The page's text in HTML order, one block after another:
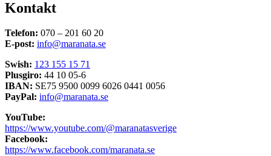
Kontakt
Telefon: 070 – 201 60 20
E-post: info@maranata.se
Swish: 123 155 15 71
Plusgiro: 44 10 05-6
IBAN: SE75 9500 0099 6026 0441 0056
PayPal: info@maranata.se
YouTube:
https://www.youtube.com/@maranatasverige
Facebook:
https://www.facebook.com/maranata.se